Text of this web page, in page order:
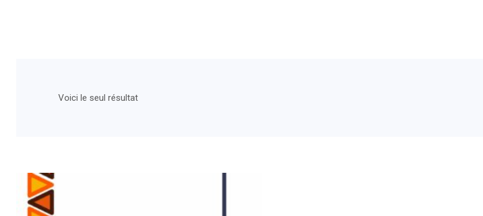
Voici le seul résultat